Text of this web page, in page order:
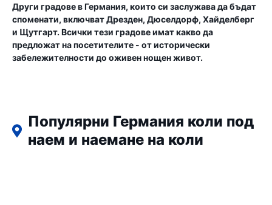
Други градове в Германия, които си заслужава да бъдат
споменати, включват Дрезден, Дюселдорф, Хайделберг
и Щутгарт. Всички тези градове имат какво да
предложат на посетителите - от исторически
забележителности до оживен нощен живот.
Популярни Германия коли под
наем и наемане на коли